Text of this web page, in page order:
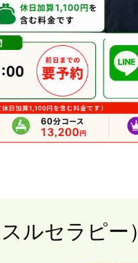
ルセラピー）